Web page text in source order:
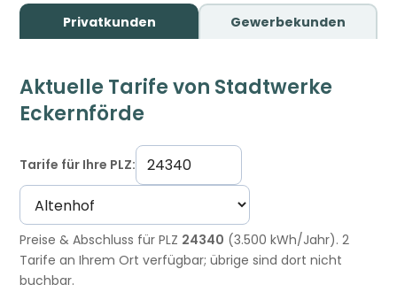
Privatkunden Gewerbekunden
Aktuelle Tarife von Stadtwerke
Eckernförde
Tarife für Ihre PLZ:
Preise & Abschluss für PLZ 24340 (3.500 kWh/Jahr). 2
Tarife an Ihrem Ort verfügbar; übrige sind dort nicht
buchbar.